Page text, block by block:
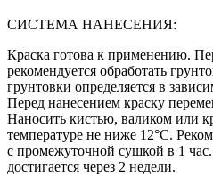
СИСТЕМА НАНЕСЕНИЯ:
Краска готова к применению.
рекомендуется обработать
грунтовки определяется в
Перед нанесением краску
Наносить кистью, валиком или
температуре не ниже 12°С.
с промежуточной сушкой в 1
достигается через 2 недели.